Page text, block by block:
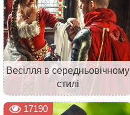
Весілля в середньовічному
стилі
17190